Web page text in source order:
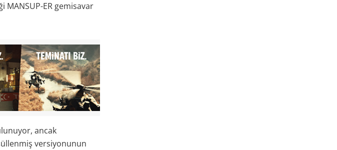
MANSUP-ER gemisavar
ancak
versiyonunun